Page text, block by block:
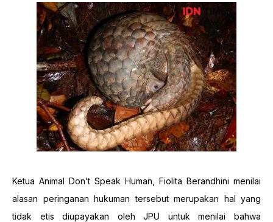
Ketua Animal Don’t Speak Human, Fiolita Berandhini menilai
alasan peringanan hukuman tersebut merupakan hal yang
tidak etis diupayakan oleh JPU untuk menilai bahwa